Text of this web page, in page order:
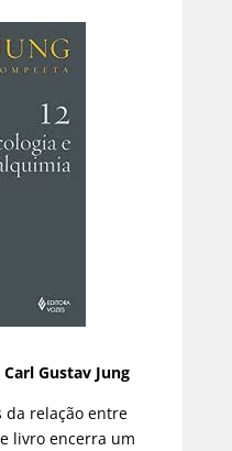
Gustav Jung
da relação entre
livro encerra um